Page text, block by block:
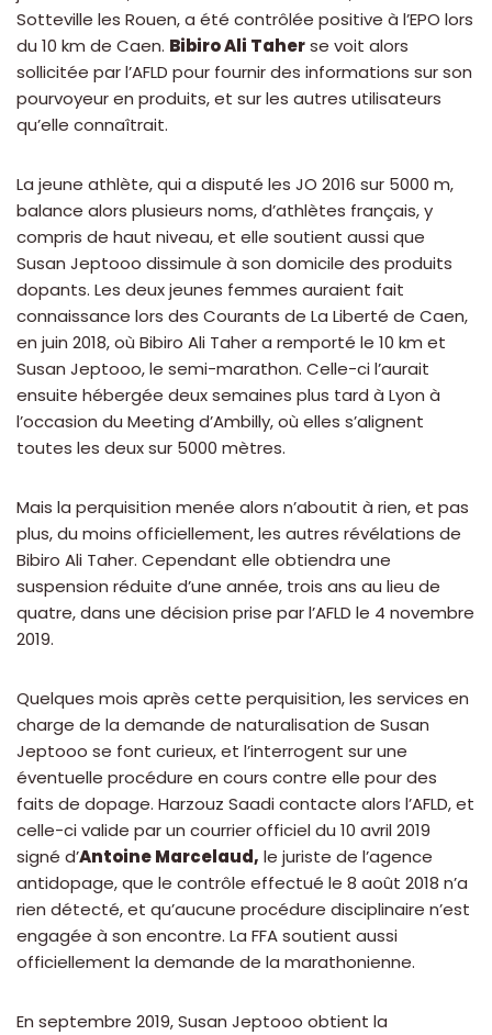
Sotteville les Rouen, a été contrôlée positive à l’EPO lors
du 10 km de Caen. Bibiro Ali Taherse voit alors
sollicitée par l’AFLD pour fournir des informations sur son
pourvoyeur en produits, et sur les autres utilisateurs
qu’elle connaîtrait.
La jeune athlète, qui a disputé les JO 2016 sur 5000 m,
balance alors plusieurs noms, d’athlètes français, y
compris de haut niveau, et elle soutient aussi que
Susan Jeptooo dissimule à son domicile des produits
dopants. Les deux jeunes femmes auraient fait
connaissance lors des Courants de La Liberté de Caen,
en juin 2018, où Bibiro Ali Taher a remporté le 10 km et
Susan Jeptooo, le semi-marathon. Celle-ci l’aurait
ensuite hébergée deux semaines plus tard à Lyon à
l’occasion du Meeting d’Ambilly, où elles s’alignent
toutes les deux sur 5000 mètres.
Mais la perquisition menée alors n’aboutit à rien, et pas
plus, du moins officiellement, les autres révélations de
Bibiro Ali Taher. Cependant elle obtiendra une
suspension réduite d’une année, trois ans au lieu de
quatre, dans une décision prise par l’AFLD le 4 novembre
2019.
Quelques mois après cette perquisition, les services en
charge de la demande de naturalisation de Susan
Jeptooo se font curieux, et l’interrogent sur une
éventuelle procédure en cours contre elle pour des
faits de dopage. Harzouz Saadi contacte alors l’AFLD, et
celle-ci valide par un courrier officiel du 10 avril 2019
signé d’Antoine Marcelaud, le juriste de l’agence
antidopage, que le contrôle effectué le 8 août 2018 n’a
rien détecté, et qu’aucune procédure disciplinaire n’est
engagée à son encontre. La FFA soutient aussi
officiellement la demande de la marathonienne.
En septembre 2019, Susan Jeptooo obtient la